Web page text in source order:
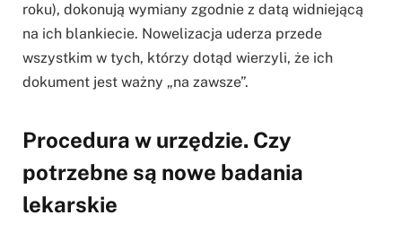
roku), dokonują wymiany zgodnie z datą widniejącą
na ich blankiecie. Nowelizacja uderza przede
wszystkim w tych, którzy dotąd wierzyli, że ich
dokument jest ważny „na zawsze”.
Procedura w urzędzie. Czy
potrzebne są nowe badania
lekarskie